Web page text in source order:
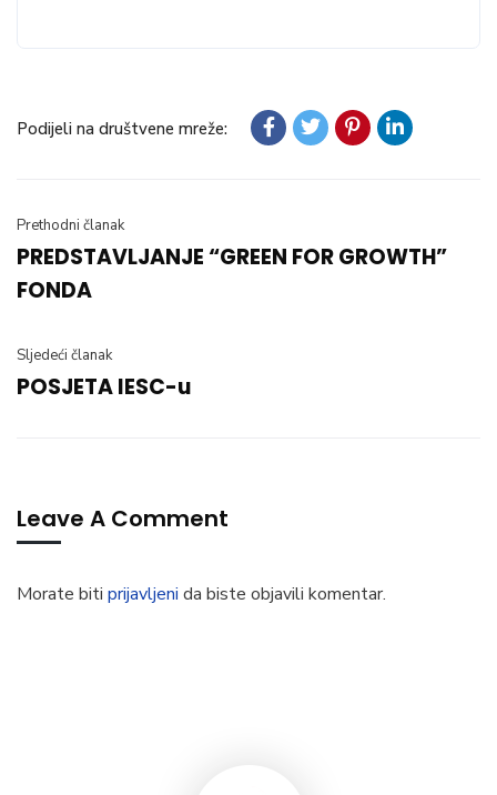
Podijeli na društvene mreže:
Prethodni članak
PREDSTAVLJANJE “GREEN FOR GROWTH”
FONDA
Sljedeći članak
POSJETA IESC-u
Leave A Comment
Morate biti prijavljeni da biste objavili komentar.